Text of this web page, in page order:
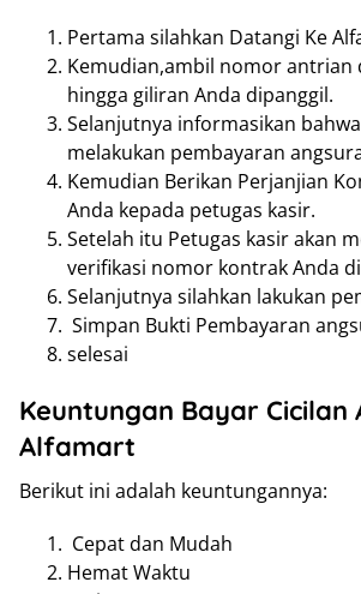
Pertama silahkan Datangi Ke
Kemudian,ambil nomor antrian
hingga giliran Anda dipanggil.
Selanjutnya informasikan
melakukan pembayaran
Kemudian Berikan Perjanjian
Anda kepada petugas kasir.
Setelah itu Petugas kasir akan
verifikasi nomor kontrak Anda
Selanjutnya silahkan lakukan
Simpan Bukti Pembayaran
selesai
Keuntungan Bayar Cicilan
Alfamart
Berikut ini adalah keuntungannya:
Cepat dan Mudah
Hemat Waktu